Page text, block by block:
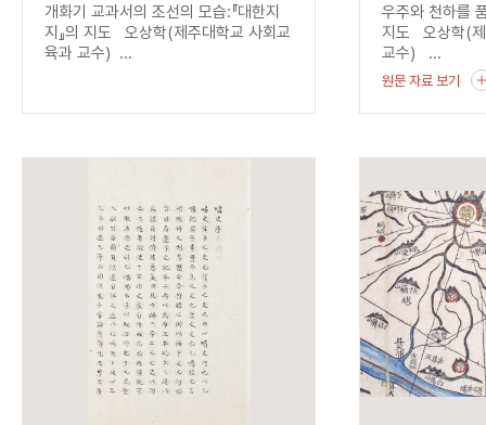
개화기 교과서의 조선의 모습:『대한지
지』의 지도 오상학(제주대학교 사회교
육과 교수) ...
우주와 천하를
지도 오상학(제
교수) ...
원문 자료 보기